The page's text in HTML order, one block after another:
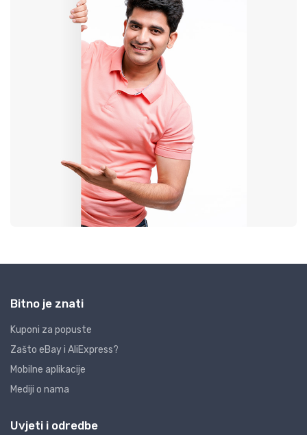
Bitno je znati
Kuponi za popuste
Zašto eBay i AliExpress?
Mobilne aplikacije
Mediji o nama
Uvjeti i odredbe